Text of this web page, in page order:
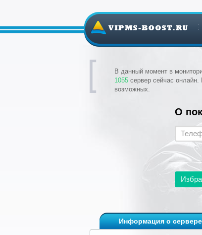
В данный момент в
1055 сервер сейчас онлайн.
возможных.
О
Информация о сервере